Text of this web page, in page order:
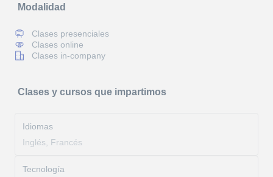
Modalidad
Clases presenciales
Clases online
Clases in-company
Clases y cursos que impartimos
Idiomas
Inglés, Francés
Tecnología